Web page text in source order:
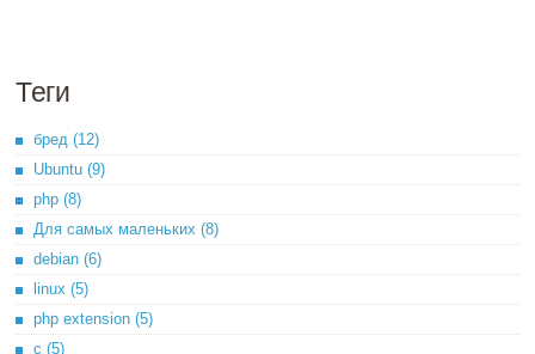
Теги
бред (12)
Ubuntu (9)
php (8)
Для самых маленьких (8)
debian (6)
linux (5)
php extension (5)
c (5)